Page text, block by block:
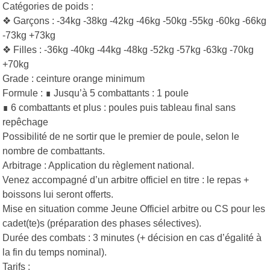
Catégories de poids :
❖ Garçons : -34kg -38kg -42kg -46kg -50kg -55kg -60kg -66kg
-73kg +73kg
❖ Filles : -36kg -40kg -44kg -48kg -52kg -57kg -63kg -70kg
+70kg
Grade : ceinture orange minimum
Formule : ∎ Jusqu’à 5 combattants : 1 poule
∎ 6 combattants et plus : poules puis tableau final sans
repêchage
Possibilité de ne sortir que le premier de poule, selon le
nombre de combattants.
Arbitrage : Application du règlement national.
Venez accompagné d’un arbitre officiel en titre : le repas +
boissons lui seront offerts.
Mise en situation comme Jeune Officiel arbitre ou CS pour les
cadet(te)s (préparation des phases sélectives).
Durée des combats : 3 minutes (+ décision en cas d’égalité à
la fin du temps nominal).
Tarifs :